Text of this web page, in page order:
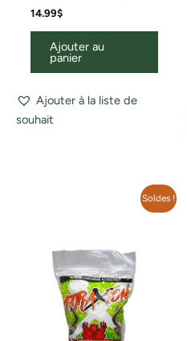
14.99$
Ajouter au
panier
Ajouter à la liste de
souhait
Soldes !
12.99$.10.00$.